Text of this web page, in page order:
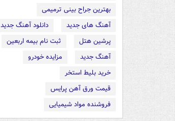
بهترین جراح بینی ترمیمی
آهنگ های جدید
دانلود آهنگ جدید
پرشین هتل
ثبت نام بیمه اربعین
آهنگ جدید
مزایده خودرو
خرید بلیط استخر
قیمت ورق آهن پرایس
فروشنده مواد شیمیایی